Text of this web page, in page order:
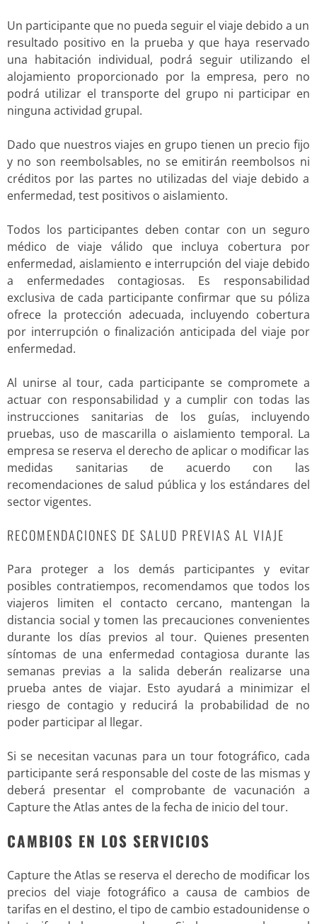
Un participante que no pueda seguir el viaje debido a un
resultado positivo en la prueba y que haya reservado
una habitación individual, podrá seguir utilizando el
alojamiento proporcionado por la empresa, pero no
podrá utilizar el transporte del grupo ni participar en
ninguna actividad grupal.
Dado que nuestros viajes en grupo tienen un precio fijo
y no son reembolsables, no se emitirán reembolsos ni
créditos por las partes no utilizadas del viaje debido a
enfermedad, test positivos o aislamiento.
Todos los participantes deben contar con un seguro
médico de viaje válido que incluya cobertura por
enfermedad, aislamiento e interrupción del viaje debido
a enfermedades contagiosas. Es responsabilidad
exclusiva de cada participante confirmar que su póliza
ofrece la protección adecuada, incluyendo cobertura
por interrupción o finalización anticipada del viaje por
enfermedad.
Al unirse al tour, cada participante se compromete a
actuar con responsabilidad y a cumplir con todas las
instrucciones sanitarias de los guías, incluyendo
pruebas, uso de mascarilla o aislamiento temporal. La
empresa se reserva el derecho de aplicar o modificar las
medidas sanitarias de acuerdo con las
recomendaciones de salud pública y los estándares del
sector vigentes.
RECOMENDACIONES DE SALUD PREVIAS AL VIAJE
Para proteger a los demás participantes y evitar
posibles contratiempos, recomendamos que todos los
viajeros limiten el contacto cercano, mantengan la
distancia social y tomen las precauciones convenientes
durante los días previos al tour. Quienes presenten
síntomas de una enfermedad contagiosa durante las
semanas previas a la salida deberán realizarse una
prueba antes de viajar. Esto ayudará a minimizar el
riesgo de contagio y reducirá la probabilidad de no
poder participar al llegar.
Si se necesitan vacunas para un tour fotográfico, cada
participante será responsable del coste de las mismas y
deberá presentar el comprobante de vacunación a
Capture the Atlas antes de la fecha de inicio del tour.
CAMBIOS EN LOS SERVICIOS
Capture the Atlas se reserva el derecho de modificar los
precios del viaje fotográfico a causa de cambios de
tarifas en el destino, el tipo de cambio estadounidense o